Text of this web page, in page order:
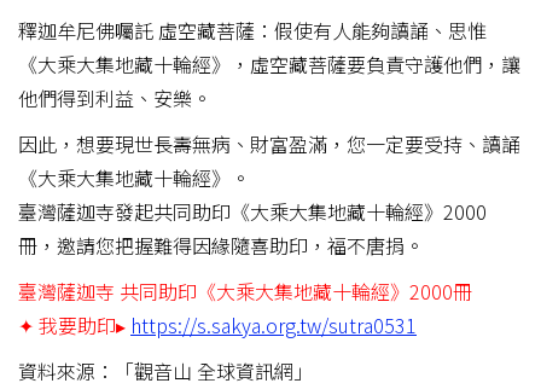
釋迦牟尼佛囑託 虛空藏菩薩：假使有人能夠讀誦、思惟
《大乘大集地藏十輪經》，虛空藏菩薩要負責守護他們，讓
他們得到利益、安樂。
因此，想要現世長壽無病、財富盈滿，您一定要受持、讀誦
《大乘大集地藏十輪經》。
臺灣薩迦寺發起共同助印《大乘大集地藏十輪經》2000
冊，邀請您把握難得因緣隨喜助印，福不唐捐。
臺灣薩迦寺 共同助印《大乘大集地藏十輪經》2000冊
✦ 我要助印▸ https://s.sakya.org.tw/sutra0531
資料來源：「觀音山 全球資訊網」